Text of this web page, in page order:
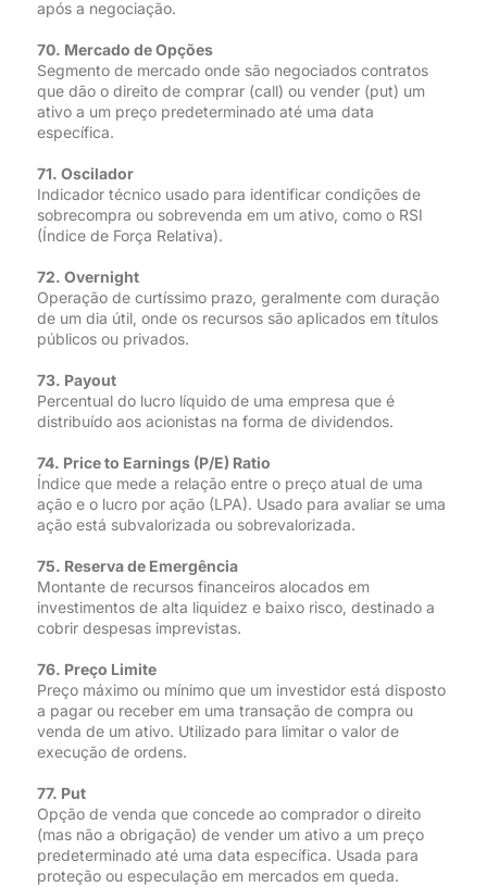
após a negociação.
70. Mercado de Opções
Segmento de mercado onde são negociados contratos
que dão o direito de comprar (call) ou vender (put) um
ativo a um preço predeterminado até uma data
específica.
71. Oscilador
Indicador técnico usado para identificar condições de
sobrecompra ou sobrevenda em um ativo, como o RSI
(Índice de Força Relativa).
72. Overnight
Operação de curtíssimo prazo, geralmente com duração
de um dia útil, onde os recursos são aplicados em títulos
públicos ou privados.
73. Payout
Percentual do lucro líquido de uma empresa que é
distribuído aos acionistas na forma de dividendos.
74. Price to Earnings (P/E) Ratio
Índice que mede a relação entre o preço atual de uma
ação e o lucro por ação (LPA). Usado para avaliar se uma
ação está subvalorizada ou sobrevalorizada.
75. Reserva de Emergência
Montante de recursos financeiros alocados em
investimentos de alta liquidez e baixo risco, destinado a
cobrir despesas imprevistas.
76. Preço Limite
Preço máximo ou mínimo que um investidor está disposto
a pagar ou receber em uma transação de compra ou
venda de um ativo. Utilizado para limitar o valor de
execução de ordens.
77. Put
Opção de venda que concede ao comprador o direito
(mas não a obrigação) de vender um ativo a um preço
predeterminado até uma data específica. Usada para
proteção ou especulação em mercados em queda.